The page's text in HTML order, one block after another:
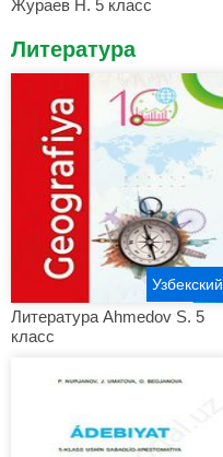
Жураев Н. 5 класс
Литература
Литература Ahmеdоv S. 5
класс
Узбекский